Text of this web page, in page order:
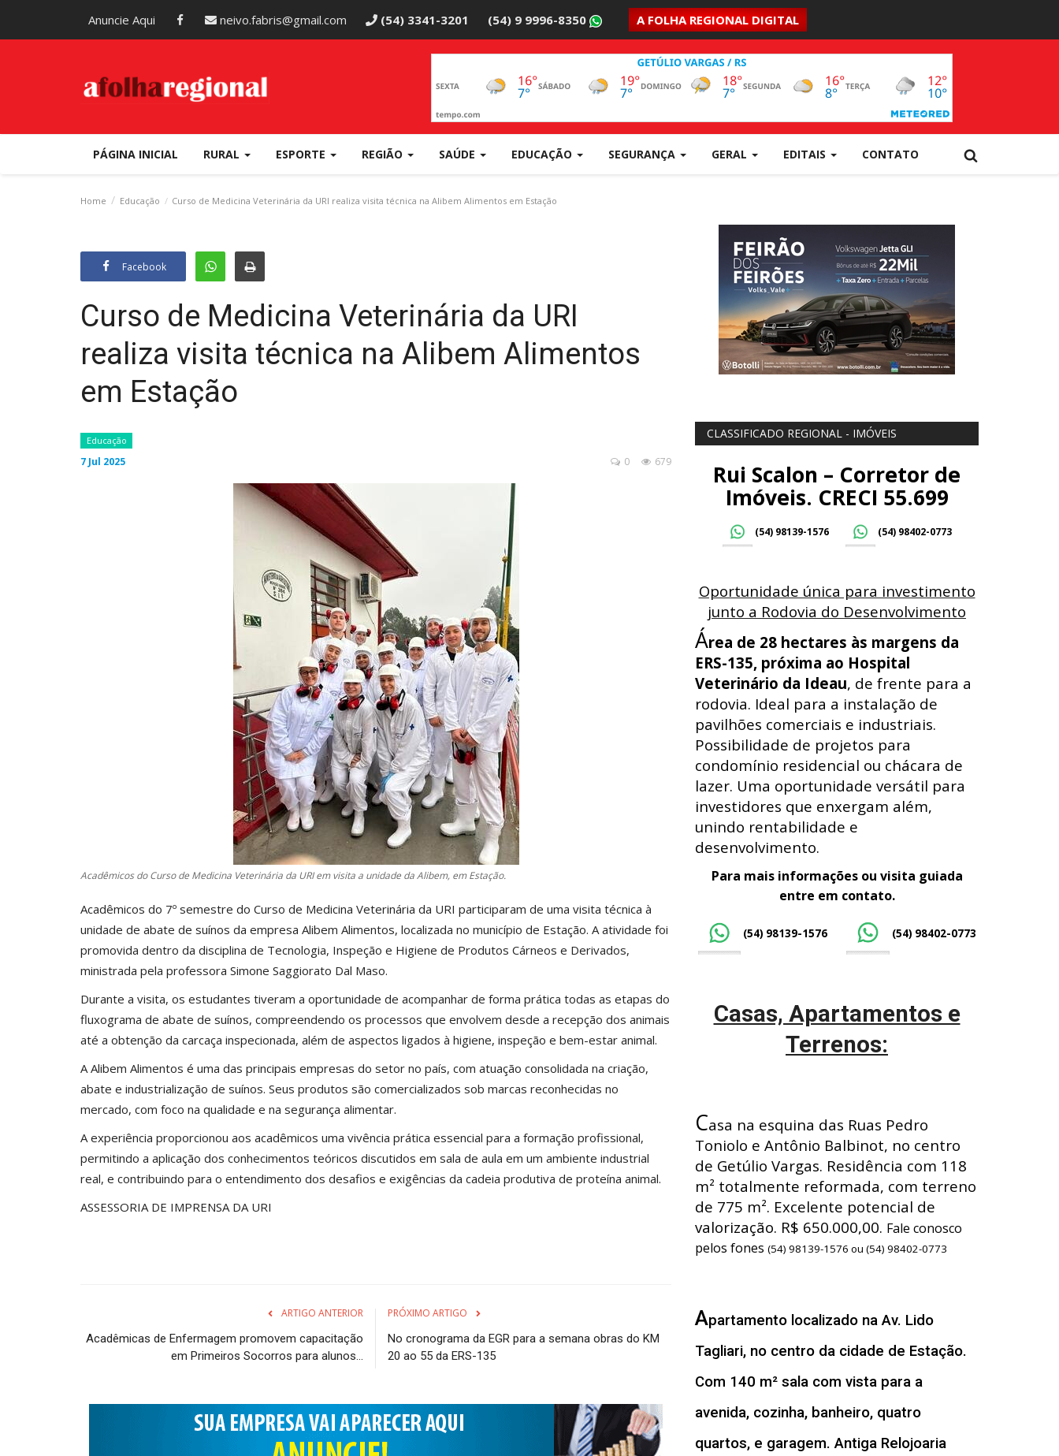
Anuncie Aqui neivo.fabris@gmail.com (54) 3341-3201 (54) 9 9996-8350 A FOLHA REGIONAL DIGITAL
PÁGINA INICIAL RURAL ESPORTE REGIÃO SAÚDE EDUCAÇÃO SEGURANÇA GERAL EDITAIS CONTATO
Home Educação Curso de Medicina Veterinária da URI realiza visita técnica na Alibem Alimentos em Estação
Facebook
Curso de Medicina Veterinária da URI
realiza visita técnica na Alibem Alimentos
em Estação
Educação
7 Jul 2025 679
0
Acadêmicos do Curso de Medicina Veterinária da URI em visita a unidade da Alibem, em Estação.
Acadêmicos do 7º semestre do Curso de Medicina Veterinária da URI participaram de uma visita técnica à
unidade de abate de suínos da empresa Alibem Alimentos, localizada no município de Estação. A atividade foi
promovida dentro da disciplina de Tecnologia, Inspeção e Higiene de Produtos Cárneos e Derivados,
ministrada pela professora Simone Saggiorato Dal Maso.
Durante a visita, os estudantes tiveram a oportunidade de acompanhar de forma prática todas as etapas do
fluxograma de abate de suínos, compreendendo os processos que envolvem desde a recepção dos animais
até a obtenção da carcaça inspecionada, além de aspectos ligados à higiene, inspeção e bem-estar animal.
A Alibem Alimentos é uma das principais empresas do setor no país, com atuação consolidada na criação,
abate e industrialização de suínos. Seus produtos são comercializados sob marcas reconhecidas no
mercado, com foco na qualidade e na segurança alimentar.
A experiência proporcionou aos acadêmicos uma vivência prática essencial para a formação profissional,
permitindo a aplicação dos conhecimentos teóricos discutidos em sala de aula em um ambiente industrial
real, e contribuindo para o entendimento dos desafios e exigências da cadeia produtiva de proteína animal.
ASSESSORIA DE IMPRENSA DA URI
ARTIGO ANTERIOR
Acadêmicas de Enfermagem promovem capacitação
em Primeiros Socorros para alunos...
PRÓXIMO ARTIGO
No cronograma da EGR para a semana obras do KM
20 ao 55 da ERS-135
CLASSIFICADO REGIONAL - IMÓVEIS
Rui Scalon – Corretor de
Imóveis. CRECI 55.699
(54) 98139-1576 (54) 98402-0773
Oportunidade única para investimento
junto a Rodovia do Desenvolvimento
Área de 28 hectares às margens da
ERS-135, próxima ao Hospital
Veterinário da Ideau, de frente para a
rodovia. Ideal para a instalação de
pavilhões comerciais e industriais.
Possibilidade de projetos para
condomínio residencial ou chácara de
lazer. Uma oportunidade versátil para
investidores que enxergam além,
unindo rentabilidade e
desenvolvimento.
Para mais informações ou visita guiada
entre em contato.
(54) 98139-1576 (54) 98402-0773
Casas, Apartamentos e
Terrenos:
Casa na esquina das Ruas Pedro
Toniolo e Antônio Balbinot, no centro
de Getúlio Vargas. Residência com 118
m² totalmente reformada, com terreno
de 775 m². Excelente potencial de
valorização. R$ 650.000,00. Fale conosco
pelos fones (54) 98139-1576 ou (54) 98402-0773
Apartamento localizado na Av. Lido
Tagliari, no centro da cidade de Estação.
Com 140 m² sala com vista para a
avenida, cozinha, banheiro, quatro
quartos, e garagem. Antiga Relojoaria